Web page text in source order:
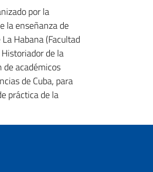
por la
la enseñanza de
Habana (Facultad
de la
de académicos
de Cuba, para
práctica de la